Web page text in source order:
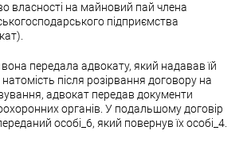
власності на майновий пай члена
підприємства
передала адвокату, який надавав їй
після розірвання договору на
адвокат передав документи
органів. У подальшому договір
особі_6, який повернув їх особі_4.